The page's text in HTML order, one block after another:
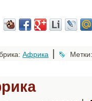
Африка | Метки: